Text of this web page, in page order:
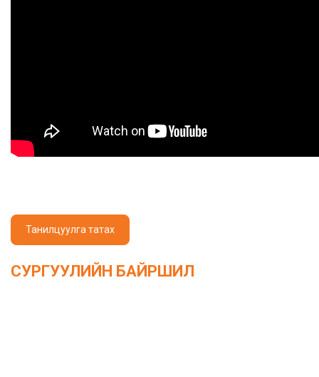
Танилцуулга татах
СУРГУУЛИЙН БАЙРШИЛ